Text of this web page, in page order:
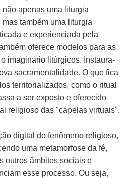
não apenas uma liturgia
também uma liturgia
e experienciada pela
oferece modelos para as
imaginário litúrgicos. Instaura-
sacramentalidade. O que fica
territorializados, como o ritual
a ser exposto e oferecido
religioso das "capelas virtuais".
digital do fenômeno religioso,
uma metamorfose da fé,
outros âmbitos sociais e
esse processo. Ou seja,